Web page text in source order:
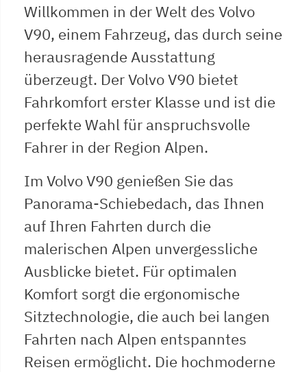
Willkommen in der Welt des Volvo
V90, einem Fahrzeug, das durch seine
herausragende Ausstattung
überzeugt. Der Volvo V90 bietet
Fahrkomfort erster Klasse und ist die
perfekte Wahl für anspruchsvolle
Fahrer in der Region Alpen.
Im Volvo V90 genießen Sie das
Panorama-Schiebedach, das Ihnen
auf Ihren Fahrten durch die
malerischen Alpen unvergessliche
Ausblicke bietet. Für optimalen
Komfort sorgt die ergonomische
Sitztechnologie, die auch bei langen
Fahrten nach Alpen entspanntes
Reisen ermöglicht. Die hochmoderne